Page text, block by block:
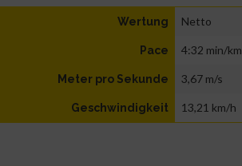
Wertung Netto
Pace 4:32 min/km
Meter pro Sekunde 3,67 m/s
Geschwindigkeit 13,21 km/h